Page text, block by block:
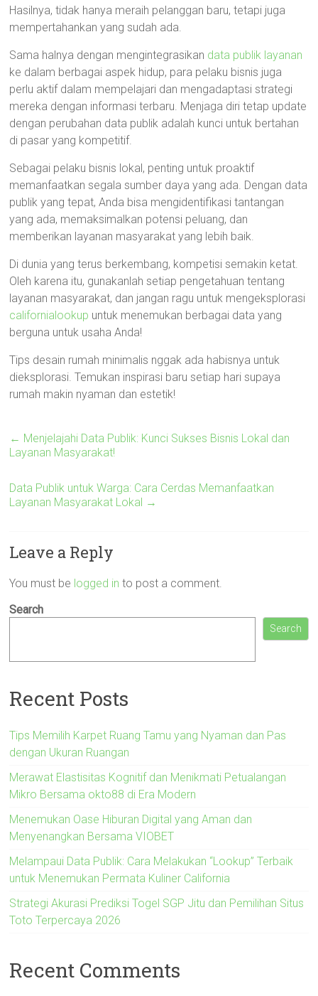
Hasilnya, tidak hanya meraih pelanggan baru, tetapi juga
mempertahankan yang sudah ada.
Sama halnya dengan mengintegrasikan data publik layanan
ke dalam berbagai aspek hidup, para pelaku bisnis juga
perlu aktif dalam mempelajari dan mengadaptasi strategi
mereka dengan informasi terbaru. Menjaga diri tetap update
dengan perubahan data publik adalah kunci untuk bertahan
di pasar yang kompetitif.
Sebagai pelaku bisnis lokal, penting untuk proaktif
memanfaatkan segala sumber daya yang ada. Dengan data
publik yang tepat, Anda bisa mengidentifikasi tantangan
yang ada, memaksimalkan potensi peluang, dan
memberikan layanan masyarakat yang lebih baik.
Di dunia yang terus berkembang, kompetisi semakin ketat.
Oleh karena itu, gunakanlah setiap pengetahuan tentang
layanan masyarakat, dan jangan ragu untuk mengeksplorasi
californialookup untuk menemukan berbagai data yang
berguna untuk usaha Anda!
Tips desain rumah minimalis nggak ada habisnya untuk
dieksplorasi. Temukan inspirasi baru setiap hari supaya
rumah makin nyaman dan estetik!
← Menjelajahi Data Publik: Kunci Sukses Bisnis Lokal dan
Layanan Masyarakat!
Data Publik untuk Warga: Cara Cerdas Memanfaatkan
Layanan Masyarakat Lokal →
Leave a Reply
You must be logged in to post a comment.
Search
Search
Recent Posts
Tips Memilih Karpet Ruang Tamu yang Nyaman dan Pas
dengan Ukuran Ruangan
Merawat Elastisitas Kognitif dan Menikmati Petualangan
Mikro Bersama okto88 di Era Modern
Menemukan Oase Hiburan Digital yang Aman dan
Menyenangkan Bersama VIOBET
Melampaui Data Publik: Cara Melakukan “Lookup” Terbaik
untuk Menemukan Permata Kuliner California
Strategi Akurasi Prediksi Togel SGP Jitu dan Pemilihan Situs
Toto Terpercaya 2026
Recent Comments